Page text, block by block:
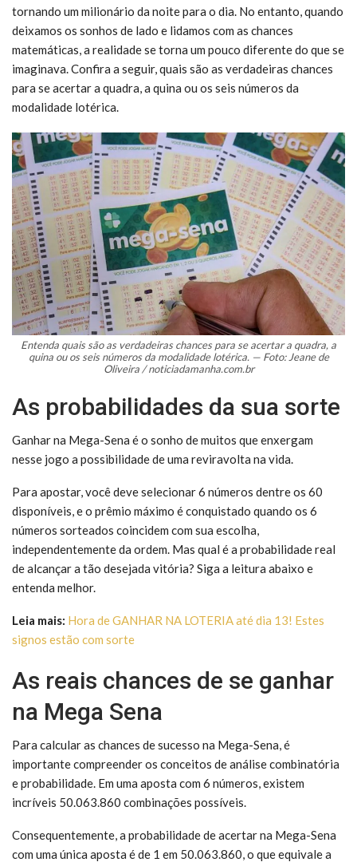
tornando um milionário da noite para o dia. No entanto, quando
deixamos os sonhos de lado e lidamos com as chances
matemáticas, a realidade se torna um pouco diferente do que se
imaginava. Confira a seguir, quais são as verdadeiras chances
para se acertar a quadra, a quina ou os seis números da
modalidade lotérica.
Entenda quais são as verdadeiras chances para se acertar a quadra, a
quina ou os seis números da modalidade lotérica. — Foto: Jeane de
Oliveira / noticiadamanha.com.br
As probabilidades da sua sorte
Ganhar na Mega-Sena é o sonho de muitos que enxergam
nesse jogo a possibilidade de uma reviravolta na vida.
Para apostar, você deve selecionar 6 números dentre os 60
disponíveis, e o prêmio máximo é conquistado quando os 6
números sorteados coincidem com sua escolha,
independentemente da ordem. Mas qual é a probabilidade real
de alcançar a tão desejada vitória? Siga a leitura abaixo e
entenda melhor.
Leia mais: Hora de GANHAR NA LOTERIA até dia 13! Estes
signos estão com sorte
As reais chances de se ganhar
na Mega Sena
Para calcular as chances de sucesso na Mega-Sena, é
importante compreender os conceitos de análise combinatória
e probabilidade. Em uma aposta com 6 números, existem
incríveis 50.063.860 combinações possíveis.
Consequentemente, a probabilidade de acertar na Mega-Sena
com uma única aposta é de 1 em 50.063.860, o que equivale a